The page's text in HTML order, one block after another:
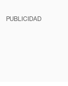
PUBLICIDAD